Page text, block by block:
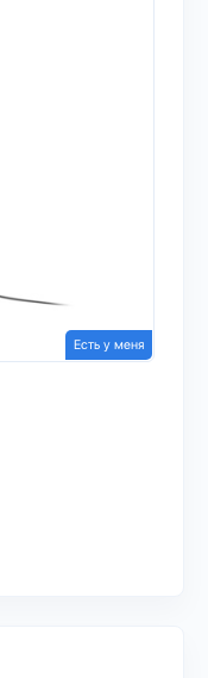
Есть у меня